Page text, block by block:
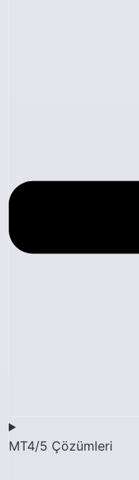
MT4/5 Çözümleri